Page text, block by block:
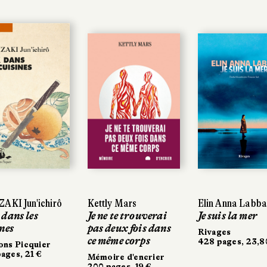
Mars
ne te trouverai
deux fois dans
même corps
d'encrier
Elin Anna Labba
Je suis la mer
Rivages
428 pages, 23,80 €
Dmitrij
Spécialités
Denoël
500 pages,
Mars
ne te trouverai
deux fois dans
même corps
d'encrier
Elin Anna Labba
Je suis la mer
Rivages
428 pages, 23,80 €
Dmitrij
Spécialités
Denoël
500 pages,